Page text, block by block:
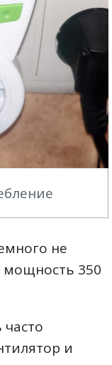
не
мощность 350
и